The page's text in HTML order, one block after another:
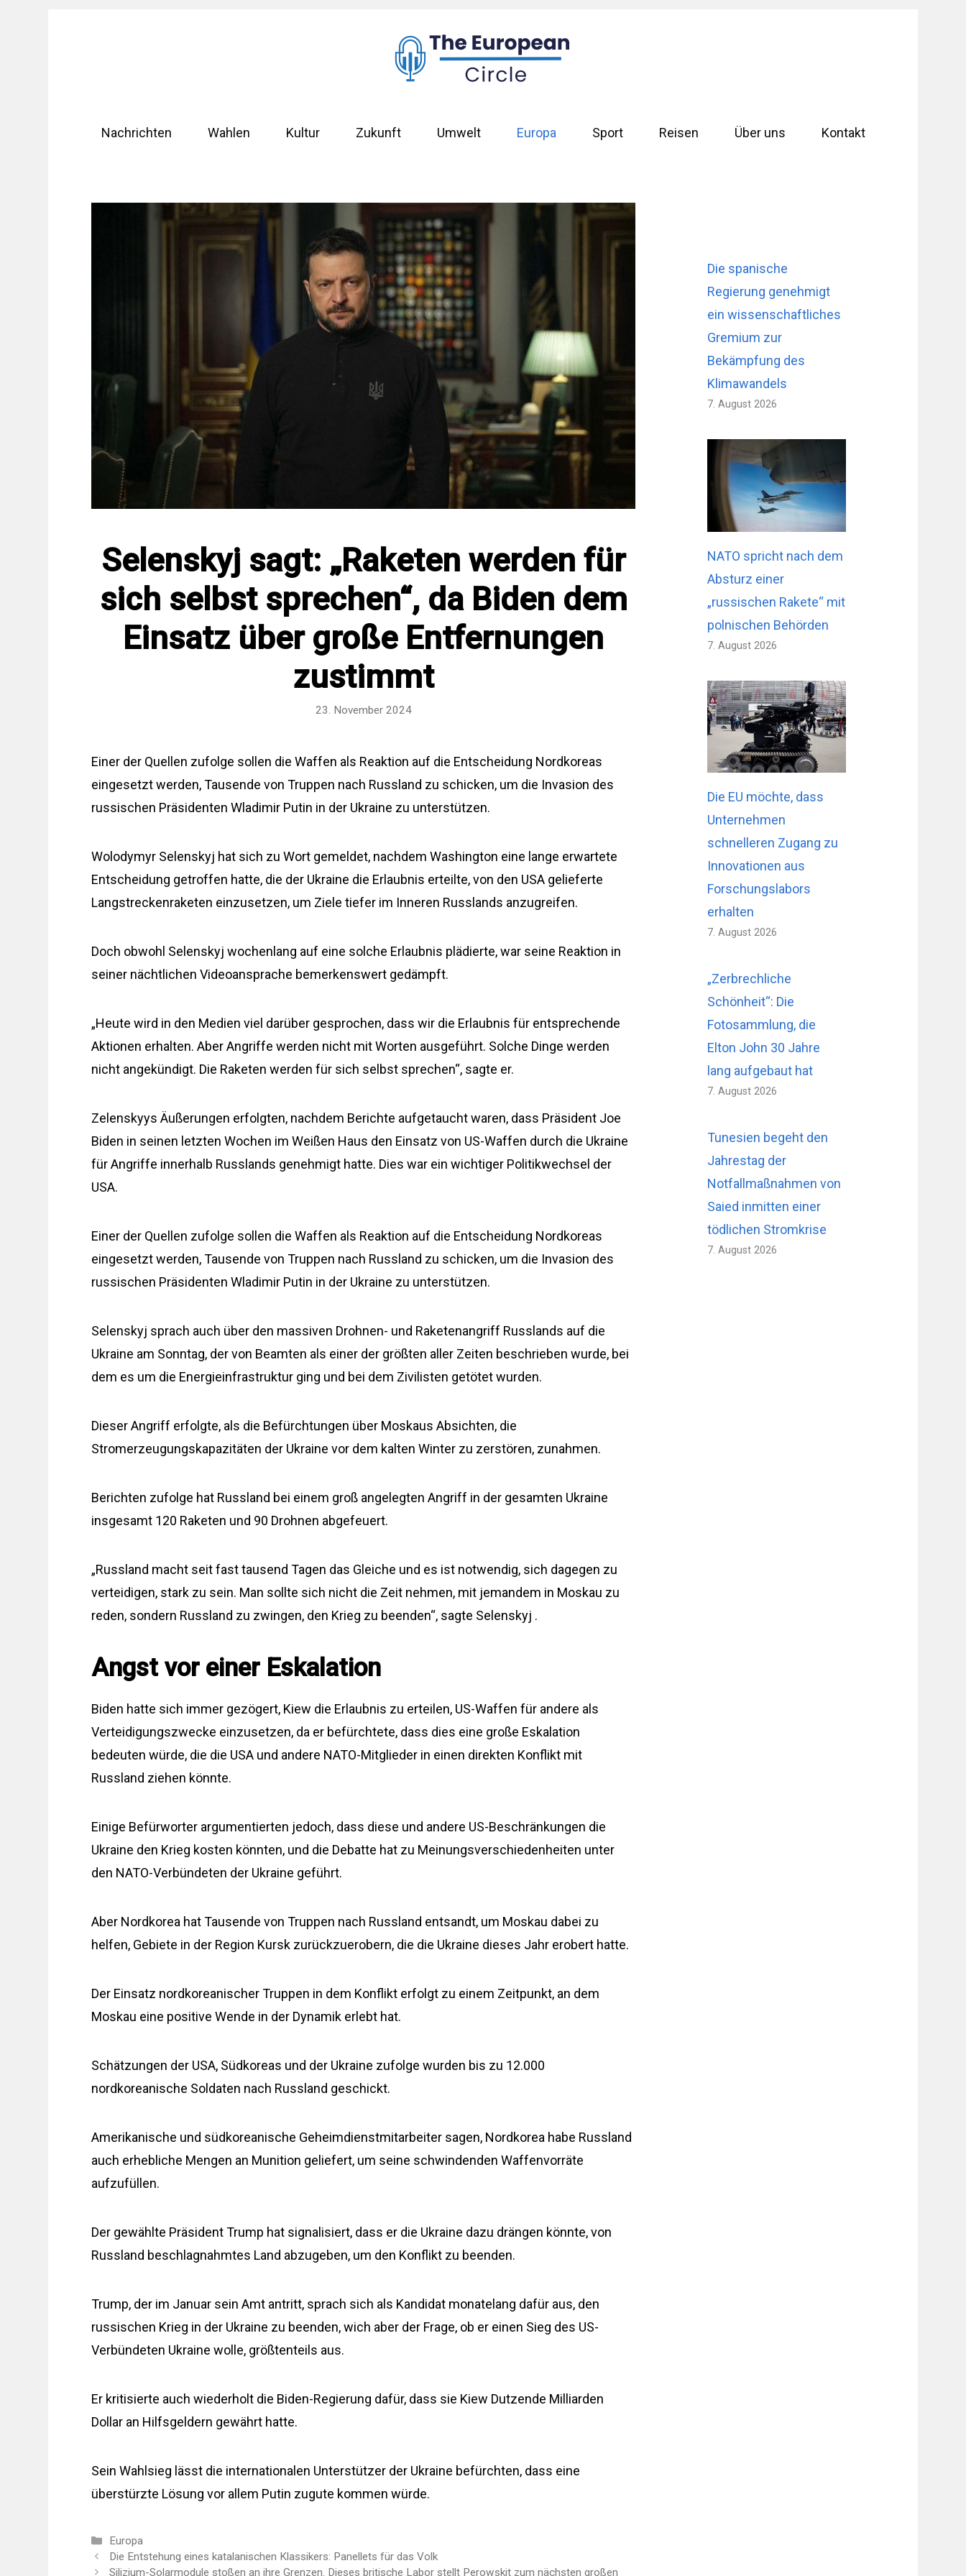
Nachrichten Wahlen Kultur Zukunft Umwelt Europa Sport Reisen Über uns Kontakt
Selenskyj sagt: „Raketen werden für
sich selbst sprechen“, da Biden dem
Einsatz über große Entfernungen
zustimmt
23. November 2024
Einer der Quellen zufolge sollen die Waffen als Reaktion auf die Entscheidung Nordkoreas
eingesetzt werden, Tausende von Truppen nach Russland zu schicken, um die Invasion des
russischen Präsidenten Wladimir Putin in der Ukraine zu unterstützen.
Wolodymyr Selenskyj hat sich zu Wort gemeldet, nachdem Washington eine lange erwartete
Entscheidung getroffen hatte, die der Ukraine die Erlaubnis erteilte, von den USA gelieferte
Langstreckenraketen einzusetzen, um Ziele tiefer im Inneren Russlands anzugreifen.
Doch obwohl Selenskyj wochenlang auf eine solche Erlaubnis plädierte, war seine Reaktion in
seiner nächtlichen Videoansprache bemerkenswert gedämpft.
„Heute wird in den Medien viel darüber gesprochen, dass wir die Erlaubnis für entsprechende
Aktionen erhalten. Aber Angriffe werden nicht mit Worten ausgeführt. Solche Dinge werden
nicht angekündigt. Die Raketen werden für sich selbst sprechen“, sagte er.
Zelenskyys Äußerungen erfolgten, nachdem Berichte aufgetaucht waren, dass Präsident Joe
Biden in seinen letzten Wochen im Weißen Haus den Einsatz von US-Waffen durch die Ukraine
für Angriffe innerhalb Russlands genehmigt hatte. Dies war ein wichtiger Politikwechsel der
USA.
Einer der Quellen zufolge sollen die Waffen als Reaktion auf die Entscheidung Nordkoreas
eingesetzt werden, Tausende von Truppen nach Russland zu schicken, um die Invasion des
russischen Präsidenten Wladimir Putin in der Ukraine zu unterstützen.
Selenskyj sprach auch über den massiven Drohnen- und Raketenangriff Russlands auf die
Ukraine am Sonntag, der von Beamten als einer der größten aller Zeiten beschrieben wurde, bei
dem es um die Energieinfrastruktur ging und bei dem Zivilisten getötet wurden.
Dieser Angriff erfolgte, als die Befürchtungen über Moskaus Absichten, die
Stromerzeugungskapazitäten der Ukraine vor dem kalten Winter zu zerstören, zunahmen.
Berichten zufolge hat Russland bei einem groß angelegten Angriff in der gesamten Ukraine
insgesamt 120 Raketen und 90 Drohnen abgefeuert.
„Russland macht seit fast tausend Tagen das Gleiche und es ist notwendig, sich dagegen zu
verteidigen, stark zu sein. Man sollte sich nicht die Zeit nehmen, mit jemandem in Moskau zu
reden, sondern Russland zu zwingen, den Krieg zu beenden“, sagte Selenskyj .
Angst vor einer Eskalation
Biden hatte sich immer gezögert, Kiew die Erlaubnis zu erteilen, US-Waffen für andere als
Verteidigungszwecke einzusetzen, da er befürchtete, dass dies eine große Eskalation
bedeuten würde, die die USA und andere NATO-Mitglieder in einen direkten Konflikt mit
Russland ziehen könnte.
Einige Befürworter argumentierten jedoch, dass diese und andere US-Beschränkungen die
Ukraine den Krieg kosten könnten, und die Debatte hat zu Meinungsverschiedenheiten unter
den NATO-Verbündeten der Ukraine geführt.
Aber Nordkorea hat Tausende von Truppen nach Russland entsandt, um Moskau dabei zu
helfen, Gebiete in der Region Kursk zurückzuerobern, die die Ukraine dieses Jahr erobert hatte.
Der Einsatz nordkoreanischer Truppen in dem Konflikt erfolgt zu einem Zeitpunkt, an dem
Moskau eine positive Wende in der Dynamik erlebt hat.
Schätzungen der USA, Südkoreas und der Ukraine zufolge wurden bis zu 12.000
nordkoreanische Soldaten nach Russland geschickt.
Amerikanische und südkoreanische Geheimdienstmitarbeiter sagen, Nordkorea habe Russland
auch erhebliche Mengen an Munition geliefert, um seine schwindenden Waffenvorräte
aufzufüllen.
Der gewählte Präsident Trump hat signalisiert, dass er die Ukraine dazu drängen könnte, von
Russland beschlagnahmtes Land abzugeben, um den Konflikt zu beenden.
Trump, der im Januar sein Amt antritt, sprach sich als Kandidat monatelang dafür aus, den
russischen Krieg in der Ukraine zu beenden, wich aber der Frage, ob er einen Sieg des US-
Verbündeten Ukraine wolle, größtenteils aus.
Er kritisierte auch wiederholt die Biden-Regierung dafür, dass sie Kiew Dutzende Milliarden
Dollar an Hilfsgeldern gewährt hatte.
Sein Wahlsieg lässt die internationalen Unterstützer der Ukraine befürchten, dass eine
überstürzte Lösung vor allem Putin zugute kommen würde.
Kategorien
Europa
Die Entstehung eines katalanischen Klassikers: Panellets für das Volk
Silizium-Solarmodule stoßen an ihre Grenzen. Dieses britische Labor stellt Perowskit zum nächsten großen
Die spanische
Regierung genehmigt
ein wissenschaftliches
Gremium zur
Bekämpfung des
Klimawandels
7. August 2026
NATO spricht nach dem
Absturz einer
„russischen Rakete“ mit
polnischen Behörden
7. August 2026
Die EU möchte, dass
Unternehmen
schnelleren Zugang zu
Innovationen aus
Forschungslabors
erhalten
7. August 2026
„Zerbrechliche
Schönheit“: Die
Fotosammlung, die
Elton John 30 Jahre
lang aufgebaut hat
7. August 2026
Tunesien begeht den
Jahrestag der
Notfallmaßnahmen von
Saied inmitten einer
tödlichen Stromkrise
7. August 2026